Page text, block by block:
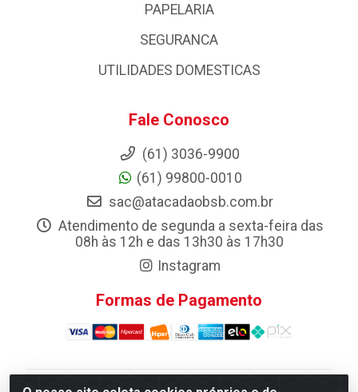
PAPELARIA
SEGURANCA
UTILIDADES DOMESTICAS
Fale Conosco
(61) 3036-9900
(61) 99800-0010
sac@atacadaobsb.com.br
Atendimento de segunda a sexta-feira das
08h às 12h e das 13h30 às 17h30
Instagram
Formas de Pagamento